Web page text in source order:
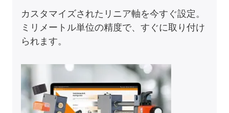
カスタマイズされたリニア軸を今すぐ設定。
ミリメートル単位の精度で、すぐに取り付け
られます。